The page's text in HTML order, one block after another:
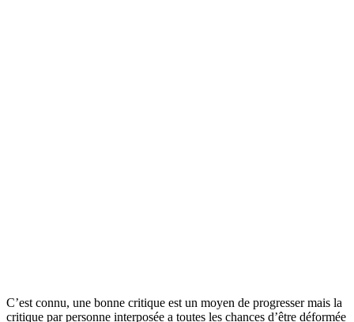
C’est connu, une bonne critique est un moyen de progresser mais la
critique par personne interposée a toutes les chances d’être déformée